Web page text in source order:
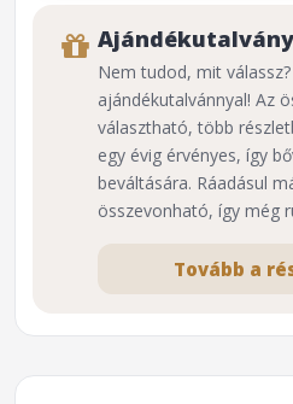
Ajándékutalvány
Nem tudod, mit
ajándékutalvánnyal! Az
választható, több
egy évig érvényes, így
beváltására. Ráadásul
összevonható, így még
Tovább a